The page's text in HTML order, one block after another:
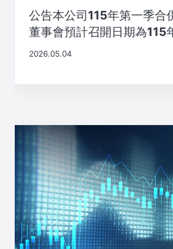
公告本公司115年第一季合
董事會預計召開日期為115
2026.05.04